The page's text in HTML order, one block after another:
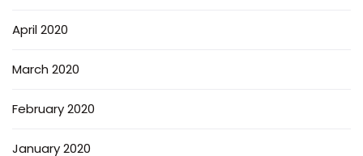
April 2020
March 2020
February 2020
January 2020